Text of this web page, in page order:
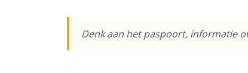
Denk aan het paspoort, informatie